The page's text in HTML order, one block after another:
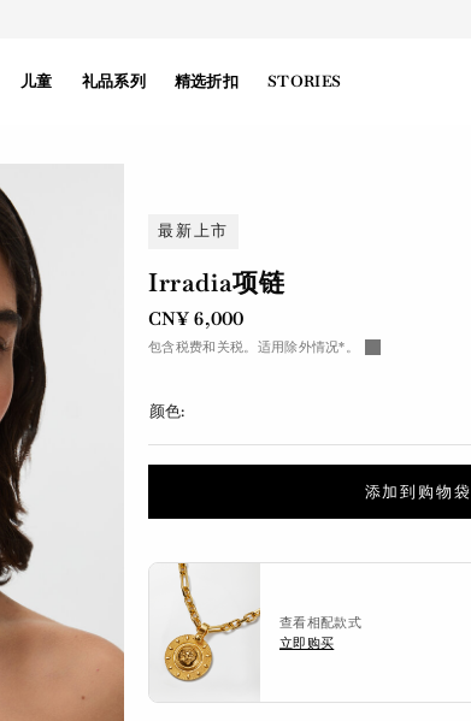
儿童 礼品系列 精选折扣 STORIES
最新上市
Irradia项链
CN¥ 6,000
包含税费和关税。适用除外情况*。
颜色:
添加到购物袋
查看相配款式
立即购买